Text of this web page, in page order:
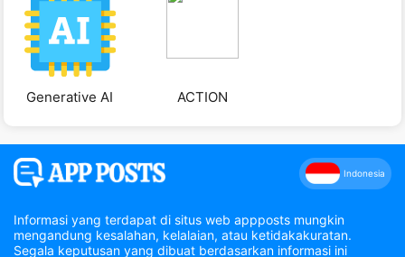
Generative AI ACTION
Indonesia
Informasi yang terdapat di situs web appposts mungkin
mengandung kesalahan, kelalaian, atau ketidakakuratan.
Segala keputusan yang dibuat berdasarkan informasi ini